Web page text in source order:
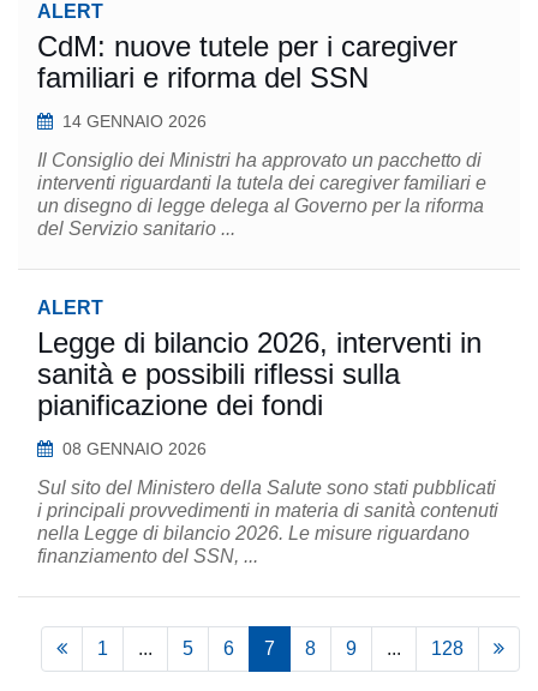
ALERT
CdM: nuove tutele per i caregiver
familiari e riforma del SSN
14 GENNAIO 2026
Il Consiglio dei Ministri ha approvato un pacchetto di
interventi riguardanti la tutela dei caregiver familiari e
un disegno di legge delega al Governo per la riforma
del Servizio sanitario ...
ALERT
Legge di bilancio 2026, interventi in
sanità e possibili riflessi sulla
pianificazione dei fondi
08 GENNAIO 2026
Sul sito del Ministero della Salute sono stati pubblicati
i principali provvedimenti in materia di sanità contenuti
nella Legge di bilancio 2026. Le misure riguardano
finanziamento del SSN, ...
1 ... 5 6 7 8 9 ... 128